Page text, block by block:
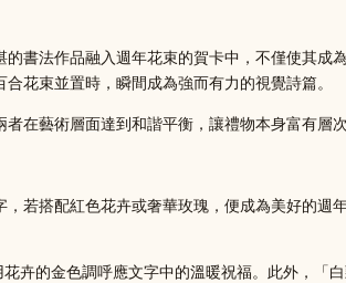
書法作品融入週年花束的賀卡中，不僅使其成
花束並置時，瞬間成為強而有力的視覺詩篇。
在藝術層面達到和諧平衡，讓禮物本身富有層次
若搭配紅色花卉或奢華玫瑰，便成為美好的週
卉的金色調呼應文字中的溫暖祝福。此外，「